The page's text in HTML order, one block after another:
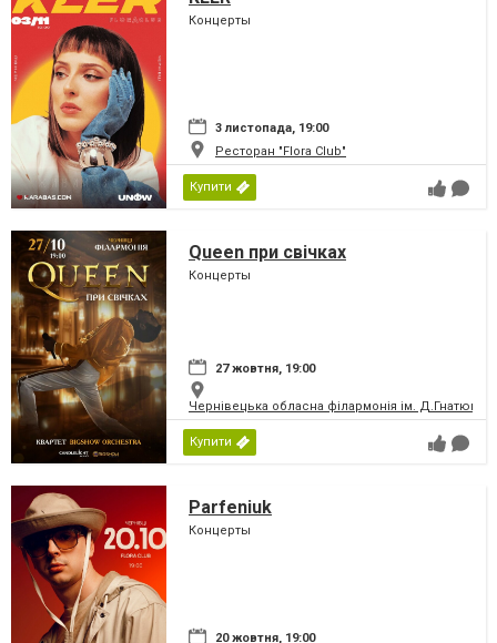
Концерты
3 листопада, 19:00
Ресторан "Flora Club"
Купити
Queen при свічках
Концерты
27 жовтня, 19:00
Чернівецька обласна філармонія ім. Д.Гнатюка
Купити
Parfeniuk
Концерты
20 жовтня, 19:00